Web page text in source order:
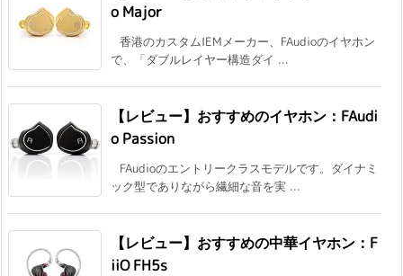
o Major
香港のカスタムIEMメーカー、FAudioのイヤホン
で、「ダブルレイヤー構造ダイ ...
【レビュー】おすすめのイヤホン：FAudi
o Passion
FAudioのエントリークラスモデルです。ダイナミ
ック型でありながら繊細な音を実 ...
【レビュー】おすすめの中華イヤホン：F
iiO FH5s